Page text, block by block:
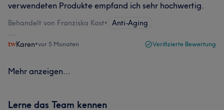
verwendeten Produkte empfand ich sehr hochwertig.
Behandelt von Franziska Kast• Anti-Aging
Karen•vor 5 Monaten Verifizierte Bewertung
Mehr anzeigen...
Lerne das Team kennen